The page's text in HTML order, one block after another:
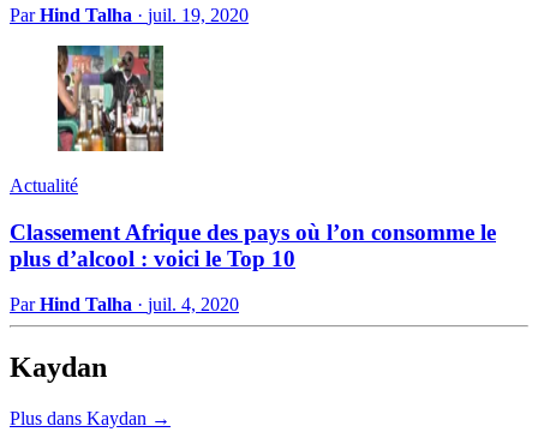
ParHind Talha · juil. 19, 2020
Actualité
Classement Afrique des pays où l’on consomme le
plus d’alcool : voici le Top 10
ParHind Talha · juil. 4, 2020
Kaydan
Plus dans Kaydan →